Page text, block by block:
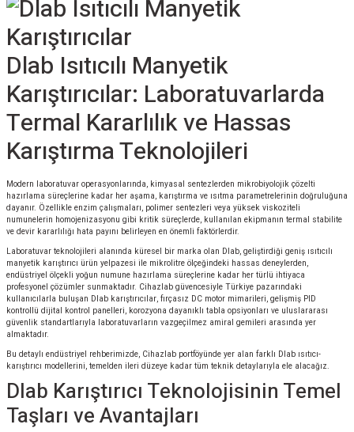
Dlab Isıtıcılı Manyetik
Karıştırıcılar: Laboratuvarlarda
Termal Kararlılık ve Hassas
Karıştırma Teknolojileri
Modern laboratuvar operasyonlarında, kimyasal sentezlerden mikrobiyolojik çözelti
hazırlama süreçlerine kadar her aşama, karıştırma ve ısıtma parametrelerinin doğruluğuna
dayanır. Özellikle enzim çalışmaları, polimer sentezleri veya yüksek viskoziteli
numunelerin homojenizasyonu gibi kritik süreçlerde, kullanılan ekipmanın termal stabilite
ve devir kararlılığı hata payını belirleyen en önemli faktörlerdir.
Laboratuvar teknolojileri alanında küresel bir marka olan Dlab, geliştirdiği geniş ısıtıcılı
manyetik karıştırıcı ürün yelpazesi ile mikrolitre ölçeğindeki hassas deneylerden,
endüstriyel ölçekli yoğun numune hazırlama süreçlerine kadar her türlü ihtiyaca
profesyonel çözümler sunmaktadır. Cihazlab güvencesiyle Türkiye pazarındaki
kullanıcılarla buluşan Dlab karıştırıcılar, fırçasız DC motor mimarileri, gelişmiş PID
kontrollü dijital kontrol panelleri, korozyona dayanıklı tabla opsiyonları ve uluslararası
güvenlik standartlarıyla laboratuvarların vazgeçilmez amiral gemileri arasında yer
almaktadır.
Bu detaylı endüstriyel rehberimizde, Cihazlab portföyünde yer alan farklı Dlab ısıtıcı-
karıştırıcı modellerini, temelden ileri düzeye kadar tüm teknik detaylarıyla ele alacağız.
Dlab Karıştırıcı Teknolojisinin Temel
Taşları ve Avantajları